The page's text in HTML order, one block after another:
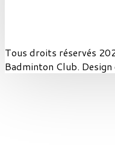
Tous droits réservés
Badminton Club.